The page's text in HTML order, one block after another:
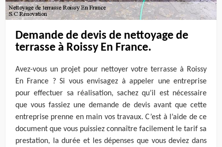
Demande de devis de nettoyage de
terrasse à Roissy En France.
Avez-vous un projet pour nettoyer votre terrasse à Roissy
En France ? Si vous envisagez à appeler une entreprise
pour effectuer sa réalisation, sachez qu’il est nécessaire
que vous fassiez une demande de devis avant que cette
entreprise prenne en main vos travaux. C’est à l’aide de ce
document que vous puissiez connaître facilement le tarif sa
prestation, la durée et les dépenses que vous deviez dans